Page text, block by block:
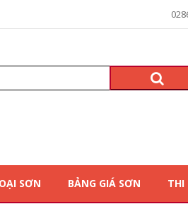
SƠN BẢNG GIÁ SƠN THI